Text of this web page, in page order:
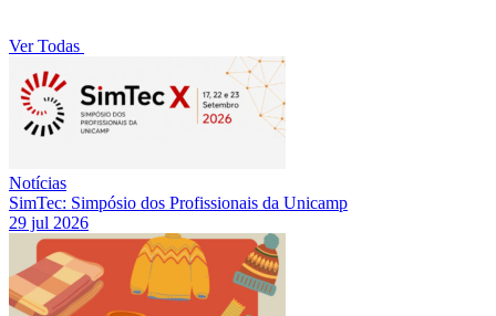
Ver Todas
Notícias
SimTec: Simpósio dos Profissionais da Unicamp
29 jul 2026